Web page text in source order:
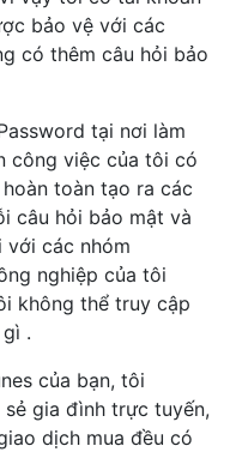
bảo vệ với các
có thêm câu hỏi bảo
tại nơi làm
công việc của tôi có
toàn tạo ra các
câu hỏi bảo mật và
các nhóm
nghiệp của tôi
không thể truy cập
.
của bạn, tôi
sẻ gia đình trực tuyến,
dịch mua đều có